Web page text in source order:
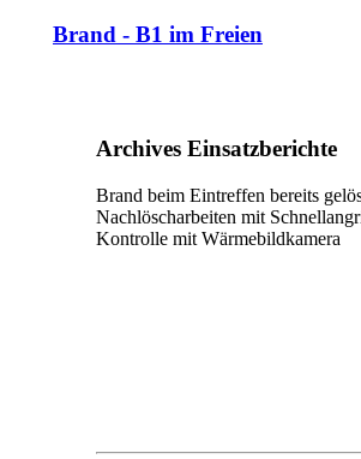
Brand - B1 im Freien
Archives Einsatzberichte
Brand beim Eintreffen bereits
Nachlöscharbeiten mit
Kontrolle mit Wärmebildkamera